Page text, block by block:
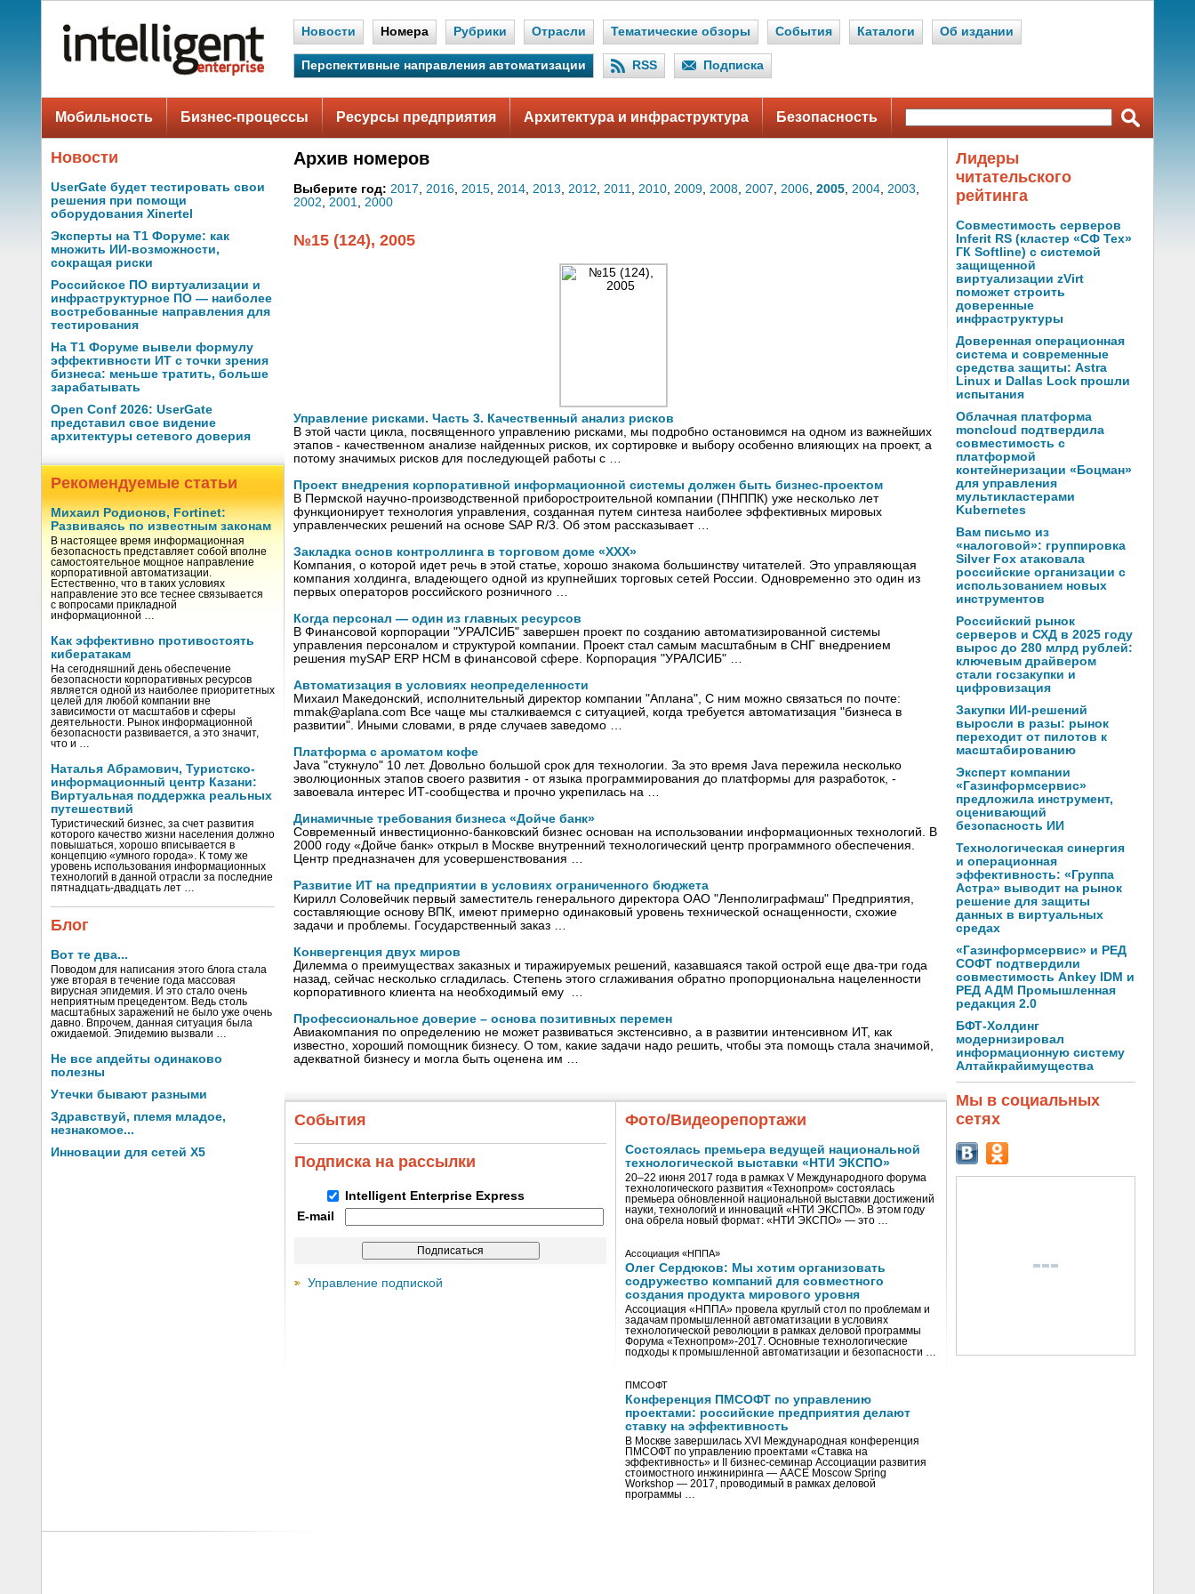
Новости Номера Рубрики Отрасли Тематические обзоры События Каталоги Об издании
Перспективные направления автоматизации RSS Подписка
Мобильность Бизнес-процессы Ресурсы предприятия Архитектура и инфраструктура Безопасность
Новости
UserGate будет тестировать свои
решения при помощи
оборудования Xinertel
Эксперты на Т1 Форуме: как
множить ИИ-возможности,
сокращая риски
Российское ПО виртуализации и
инфраструктурное ПО — наиболее
востребованные направления для
тестирования
На Т1 Форуме вывели формулу
эффективности ИТ с точки зрения
бизнеса: меньше тратить, больше
зарабатывать
Open Conf 2026: UserGate
представил свое видение
архитектуры сетевого доверия
Рекомендуемые статьи
Михаил Родионов, Fortinet:
Развиваясь по известным законам
В настоящее время информационная
безопасность представляет собой вполне
самостоятельное мощное направление
корпоративной автоматизации.
Естественно, что в таких условиях
направление это все теснее связывается
с вопросами прикладной
информационной …
Как эффективно противостоять
кибератакам
На сегодняшний день обеспечение
безопасности корпоративных ресурсов
является одной из наиболее приоритетных
целей для любой компании вне
зависимости от масштабов и сферы
деятельности. Рынок информационной
безопасности развивается, а это значит,
что и …
Наталья Абрамович, Туристско-
информационный центр Казани:
Виртуальная поддержка реальных
путешествий
Туристический бизнес, за счет развития
которого качество жизни населения должно
повышаться, хорошо вписывается в
концепцию «умного города». К тому же
уровень использования информационных
технологий в данной отрасли за последние
пятнадцать-двадцать лет …
Блог
Вот те два...
Поводом для написания этого блога стала
уже вторая в течение года массовая
вирусная эпидемия. И это стало очень
неприятным прецедентом. Ведь столь
масштабных заражений не было уже очень
давно. Впрочем, данная ситуация была
ожидаемой. Эпидемию вызвали …
Не все апдейты одинаково
полезны
Утечки бывают разными
Здравствуй, племя младое,
незнакомое...
Инновации для сетей X5
Архив номеров
Выберите год: 2017, 2016, 2015, 2014, 2013, 2012, 2011, 2010, 2009, 2008, 2007, 2006, 2005, 2004, 2003,
2002, 2001, 2000
№15 (124), 2005
Управление рисками. Часть 3. Качественный анализ рисков
В этой части цикла, посвященного управлению рисками, мы подробно остановимся на одном из важнейших
этапов - качественном анализе найденных рисков, их сортировке и выбору особенно влияющих на проект, а
потому значимых рисков для последующей работы с …
Проект внедрения корпоративной информационной системы должен быть бизнес-проектом
В Пермской научно-производственной приборостроительной компании (ПНППК) уже несколько лет
функционирует технология управления, созданная путем синтеза наиболее эффективных мировых
управленческих решений на основе SAP R/3. Об этом рассказывает …
Закладка основ контроллинга в торговом доме «ХХХ»
Компания, о которой идет речь в этой статье, хорошо знакома большинству читателей. Это управляющая
компания холдинга, владеющего одной из крупнейших торговых сетей России. Одновременно это один из
первых операторов российского розничного …
Когда персонал — один из главных ресурсов
В Финансовой корпорации "УРАЛСИБ" завершен проект по созданию автоматизированной системы
управления персоналом и структурой компании. Проект стал самым масштабным в СНГ внедрением
решения mySAP ERP НСМ в финансовой сфере. Корпорация "УРАЛСИБ" …
Автоматизация в условиях неопределенности
Михаил Македонский, исполнительный директор компании "Аплана", С ним можно связаться по почте:
mmak@aplana.com Все чаще мы сталкиваемся с ситуацией, когда требуется автоматизация "бизнеса в
развитии". Иными словами, в ряде случаев заведомо …
Платформа с ароматом кофе
Java "стукнуло" 10 лет. Довольно большой срок для технологии. За это время Java пережила несколько
эволюционных этапов своего развития - от языка программирования до платформы для разработок, -
завоевала интерес ИТ-сообщества и прочно укрепилась на …
Динамичные требования бизнеса «Дойче банк»
Современный инвестиционно-банковский бизнес основан на использовании информационных технологий. В
2000 году «Дойче банк» открыл в Москве внутренний технологический центр программного обеспечения.
Центр предназначен для усовершенствования …
Развитие ИТ на предприятии в условиях ограниченного бюджета
Кирилл Соловейчик первый заместитель генерального директора ОАО "Ленполиграфмаш" Предприятия,
составляющие основу ВПК, имеют примерно одинаковый уровень технической оснащенности, схожие
задачи и проблемы. Государственный заказ …
Конвергенция двух миров
Дилемма о преимуществах заказных и тиражируемых решений, казавшаяся такой острой еще два-три года
назад, сейчас несколько сгладилась. Степень этого сглаживания обратно пропорциональна нацеленности
корпоративного клиента на необходимый ему …
Профессиональное доверие – основа позитивных перемен
Авиакомпания по определению не может развиваться экстенсивно, а в развитии интенсивном ИТ, как
известно, хороший помощник бизнесу. О том, какие задачи надо решить, чтобы эта помощь стала значимой,
адекватной бизнесу и могла быть оценена им …
События
Подписка на рассылки
Intelligent Enterprise Express
E-mail
Управление подпиской
Фото/Видеорепортажи
Состоялась премьера ведущей национальной
технологической выставки «НТИ ЭКСПО»
20–22 июня 2017 года в рамках V Международного форума
технологического развития «Технопром» состоялась
премьера обновленной национальной выставки достижений
науки, технологий и инноваций «НТИ ЭКСПО». В этом году
она обрела новый формат: «НТИ ЭКСПО» — это …
Ассоциация «НППА»
Олег Сердюков: Мы хотим организовать
содружество компаний для совместного
создания продукта мирового уровня
Ассоциация «НППА» провела круглый стол по проблемам и
задачам промышленной автоматизации в условиях
технологической революции в рамках деловой программы
Форума «Технопром»-2017. Основные технологические
подходы к промышленной автоматизации и безопасности …
ПМСОФТ
Конференция ПМСОФТ по управлению
проектами: российские предприятия делают
ставку на эффективность
В Москве завершилась XVI Международная конференция
ПМСОФТ по управлению проектами «Ставка на
эффективность» и II бизнес-семинар Ассоциации развития
стоимостного инжиниринга — AACE Moscow Spring
Workshop — 2017, проводимый в рамках деловой
программы …
Лидеры
читательского
рейтинга
Совместимость серверов
Inferit RS (кластер «СФ Тех»
ГК Softline) с системой
защищенной
виртуализации zVirt
поможет строить
доверенные
инфраструктуры
Доверенная операционная
система и современные
средства защиты: Astra
Linux и Dallas Lock прошли
испытания
Облачная платформа
moncloud подтвердила
совместимость с
платформой
контейнеризации «Боцман»
для управления
мультикластерами
Kubernetes
Вам письмо из
«налоговой»: группировка
Silver Fox атаковала
российские организации с
использованием новых
инструментов
Российский рынок
серверов и СХД в 2025 году
вырос до 280 млрд рублей:
ключевым драйвером
стали госзакупки и
цифровизация
Закупки ИИ-решений
выросли в разы: рынок
переходит от пилотов к
масштабированию
Эксперт компании
«Газинформсервис»
предложила инструмент,
оценивающий
безопасность ИИ
Технологическая синергия
и операционная
эффективность: «Группа
Астра» выводит на рынок
решение для защиты
данных в виртуальных
средах
«Газинформсервис» и РЕД
СОФТ подтвердили
совместимость Ankey IDM и
РЕД АДМ Промышленная
редакция 2.0
БФТ-Холдинг
модернизировал
информационную систему
Алтайкрайимущества
Мы в социальных
сетях